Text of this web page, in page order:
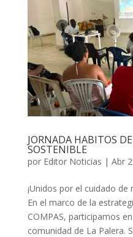
JORNADA HABITOS
SOSTENIBLE
por Editor Noticias | Abr
¡Unidos por el cuidado
En el marco de la
COMPAS, participamos
comunidad de La Palera.